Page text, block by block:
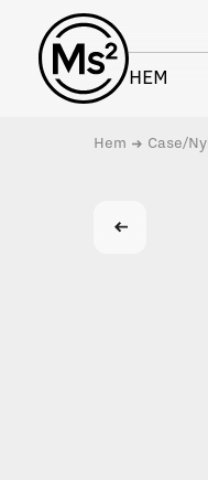
content
HEM
Hem Case/